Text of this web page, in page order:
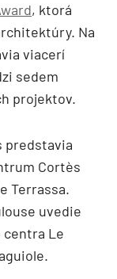
, ktorá
Na
viacerí
sedem
projektov.
predstavia
Cortès
Terrassa.
uvedie
Le